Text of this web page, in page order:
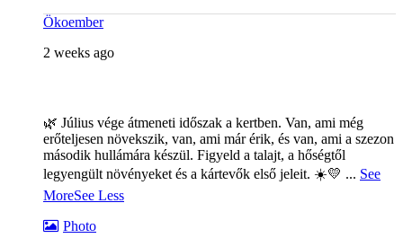
Ökoember
2 weeks ago
🌿 Július vége átmeneti időszak a kertben. Van, ami még
erőteljesen növekszik, van, ami már érik, és van, ami a szezon
második hullámára készül. Figyeld a talajt, a hőségtől
legyengült növényeket és a kártevők első jeleit. ☀️💛 ... See
MoreSee Less
Photo